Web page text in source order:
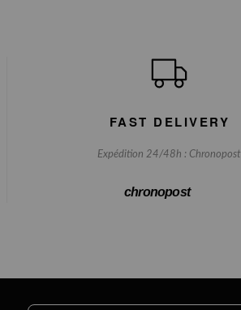
FAST DELIVERY
Expédition 24/48h : Chronopost
chronopost